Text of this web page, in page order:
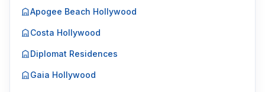
Apogee Beach Hollywood
Costa Hollywood
Diplomat Residences
Gaia Hollywood